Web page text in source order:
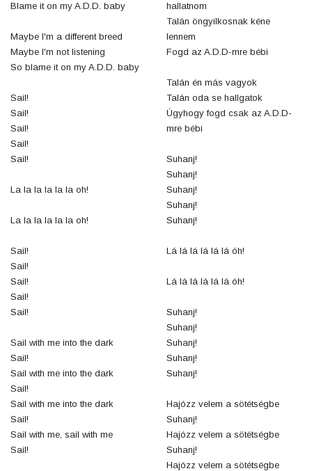
Blame it on my A.D.D. baby
Maybe I'm a different breed
Maybe I'm not listening
So blame it on my A.D.D. baby
Sail!
Sail!
Sail!
Sail!
Sail!
La la la la la la oh!
La la la la la la oh!
Sail!
Sail!
Sail!
Sail!
Sail!
Sail with me into the dark
Sail!
Sail with me into the dark
Sail!
Sail with me into the dark
Sail!
Sail with me, sail with me
Sail!
hallatnom
Talán öngyilkosnak kéne
lennem
Fogd az A.D.D-mre bébi
Talán én más vagyok
Talán oda se hallgatok
Úgyhogy fogd csak az A.D.D-
mre bébi
Suhanj!
Suhanj!
Suhanj!
Suhanj!
Suhanj!
Lá lá lá lá lá lá óh!
Lá lá lá lá lá lá óh!
Suhanj!
Suhanj!
Suhanj!
Suhanj!
Suhanj!
Hajózz velem a sötétségbe
Suhanj!
Hajózz velem a sötétségbe
Suhanj!
Hajózz velem a sötétségbe